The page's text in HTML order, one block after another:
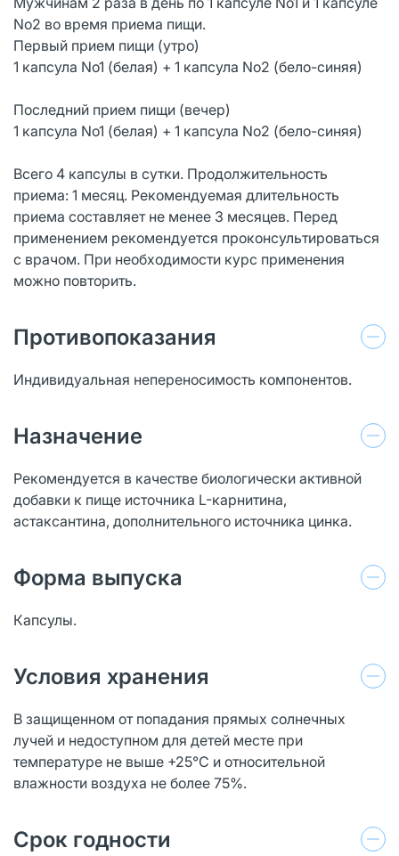
No2 во время приема пищи.
Первый прием пищи (утро)
1 капсула No1 (белая) + 1 капсула No2 (бело-синяя)
Последний прием пищи (вечер)
1 капсула No1 (белая) + 1 капсула No2 (бело-синяя)
Всего 4 капсулы в сутки. Продолжительность
приема: 1 месяц. Рекомендуемая длительность
приема составляет не менее 3 месяцев. Перед
применением рекомендуется проконсультироваться
с врачом. При необходимости курс применения
можно повторить.
Противопоказания
Индивидуальная непереносимость компонентов.
Назначение
Рекомендуется в качестве биологически активной
добавки к пище источника L-карнитина,
астаксантина, дополнительного источника цинка.
Форма выпуска
Капсулы.
Условия хранения
В защищенном от попадания прямых солнечных
лучей и недоступном для детей месте при
температуре не выше +25°С и относительной
влажности воздуха не более 75%.
Срок годности